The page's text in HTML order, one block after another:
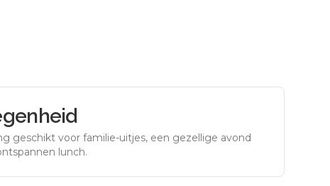
geschikt voor familie-uitjes, een gezellige avond
lunch.